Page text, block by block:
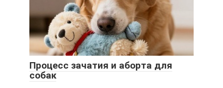
Процесс зачатия и аборта для
собак